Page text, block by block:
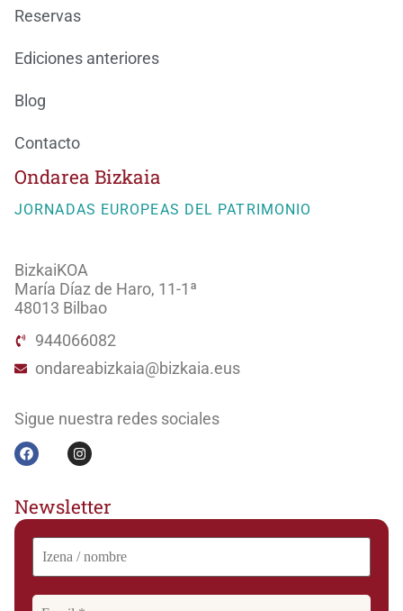
Ondarea Bizkaia
JORNADAS EUROPEAS DEL PATRIMONIO
BizkaiKOA
María Díaz de Haro, 11-1ª
48013 Bilbao
944066082
ondareabizkaia@bizkaia.eus
Sigue nuestra redes sociales
Reservas
Ediciones anteriores
Blog
Contacto
Newsletter